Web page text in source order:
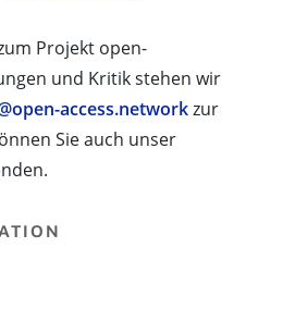
Projekt open-
und Kritik stehen wir
access.networkzur
Sie auch unser